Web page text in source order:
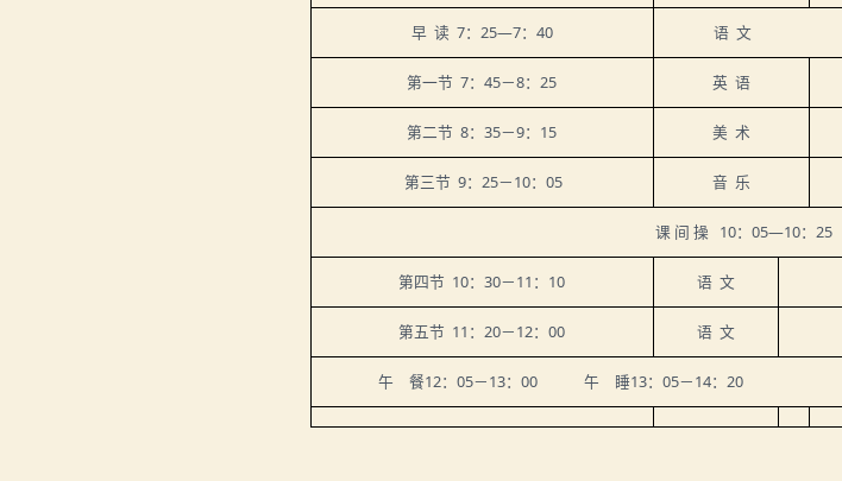
早 读 7： 25—7： 40 语 文
第一节 7： 45－8： 25 英 语
第二节 8： 35－9： 15 美 术
第三节 9： 25－10： 05 音 乐
课 间 操 10： 05—10： 25
第四节 10： 30－11 ： 10 语 文
第五节 11 ： 20－12： 00 语 文
午 餐12： 05－13： 00 午 睡13： 05－14： 20